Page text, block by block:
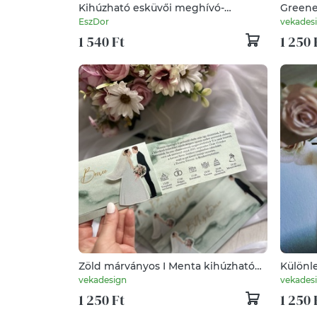
Kihúzható esküvői meghívó-
rózsaszín
EszDor
1 540 Ft 1 250
Zöld márványos I Menta kihúzható
meghívó
vekadesign
1 250 Ft 1 250